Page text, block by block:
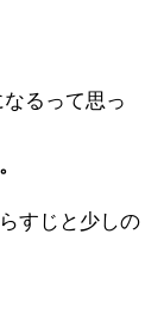
るって思っ
すじと少しの